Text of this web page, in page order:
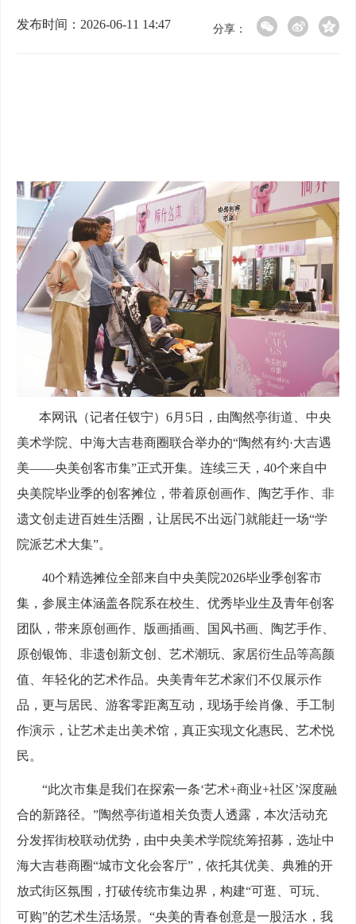
发布时间：2026-06-11 14:47 分享：
本网讯（记者任钗宁）6月5日，由陶然亭街道、中央
美术学院、中海大吉巷商圈联合举办的“陶然有约·大吉遇
美——央美创客市集”正式开集。连续三天，40个来自中
央美院毕业季的创客摊位，带着原创画作、陶艺手作、非
遗文创走进百姓生活圈，让居民不出远门就能赶一场“学
院派艺术大集”。
40个精选摊位全部来自中央美院2026毕业季创客市
集，参展主体涵盖各院系在校生、优秀毕业生及青年创客
团队，带来原创画作、版画插画、国风书画、陶艺手作、
原创银饰、非遗创新文创、艺术潮玩、家居衍生品等高颜
值、年轻化的艺术作品。央美青年艺术家们不仅展示作
品，更与居民、游客零距离互动，现场手绘肖像、手工制
作演示，让艺术走出美术馆，真正实现文化惠民、艺术悦
民。
“此次市集是我们在探索一条‘艺术+商业+社区’深度融
合的新路径。”陶然亭街道相关负责人透露，本次活动充
分发挥街校联动优势，由中央美术学院统筹招募，选址中
海大吉巷商圈“城市文化会客厅”，依托其优美、典雅的开
放式街区氛围，打破传统市集边界，构建“可逛、可玩、
可购”的艺术生活场景。“央美的青春创意是一股活水，我